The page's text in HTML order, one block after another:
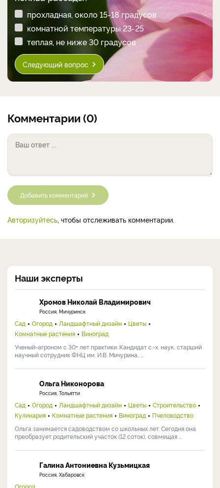
прохладная, около 15-18 градусов
комнатной температуры 23-25
теплая, не ниже 30 градусов
Следующий вопрос
Комментарии (0)
Добавить комментарий
Авторизуйтесь, чтобы отслеживать комментарии.
Наши эксперты
Хромов Николай Владимирович
Россия, Мичуринск
Сад Огород Ландшафтный дизайн
Цветы
Комнатные растения
Виноград
Ученый-агроном с 30+ лет практики. Кандидат с.-х. наук, старший
научный сотрудник ФНЦ им. И.В. Мичурина, ...
Ольга Никонорова
Россия, Тольятти
Сад Огород Ландшафтный дизайн Цветы
Строительство
Кулинария
Комнатные растения Виноград
Пчеловодство
Ольга занимается садоводством со школьных лет. Сегодня она
преобразует родительский участок (12 соток), совмещая ...
Галина Антониевна Кузьмицкая
Россия, Хабаровск